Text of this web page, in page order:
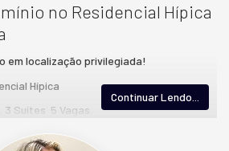
no Residencial Hípica
em localização privilegiada!
Hípica
3 Suítes 5 Vagas.
. Avalia Financiamento.
Continuar Lendo...